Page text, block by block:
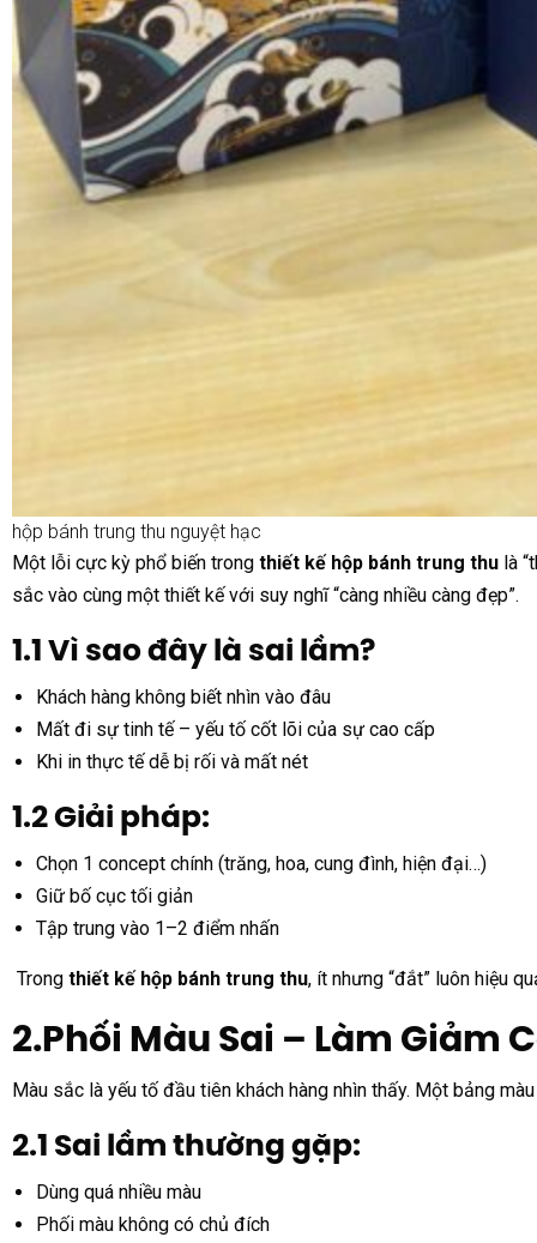
hộp bánh trung thu nguyệt hạc
Một lỗi cực kỳ phổ biến trong thiết kế hộp bánh trung thu là
sắc vào cùng một thiết kế với suy nghĩ “càng nhiều càng đẹp”.
1.1 Vì sao đây là sai lầm?
Khách hàng không biết nhìn vào đâu
Mất đi sự tinh tế – yếu tố cốt lõi của sự cao cấp
Khi in thực tế dễ bị rối và mất nét
1.2 Giải pháp:
Chọn 1 concept chính (trăng, hoa, cung đình, hiện đại…)
Giữ bố cục tối giản
Tập trung vào 1–2 điểm nhấn
Trong thiết kế hộp bánh trung thu, ít nhưng “đắt” luôn hiệu
2.Phối Màu Sai – Làm Giảm
Màu sắc là yếu tố đầu tiên khách hàng nhìn thấy. Một bảng
2.1 Sai lầm thường gặp:
Dùng quá nhiều màu
Phối màu không có chủ đích